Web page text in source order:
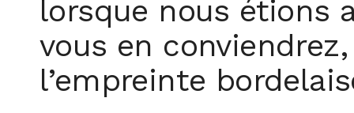
lorsque nous étions
vous en
l’empreinte